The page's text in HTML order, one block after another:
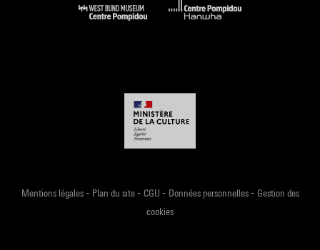
Mentions légales- Plan du site- CGU - Données personnelles- Gestion des
cookies